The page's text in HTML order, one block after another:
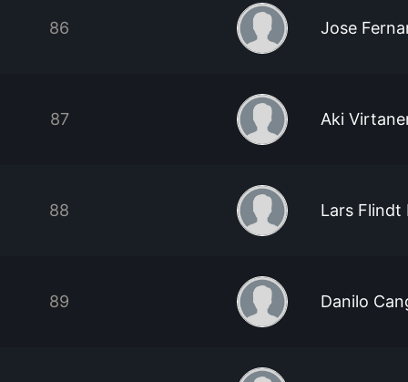
86 Jose
87 Aki
88 Lars Flindt
89 Danilo